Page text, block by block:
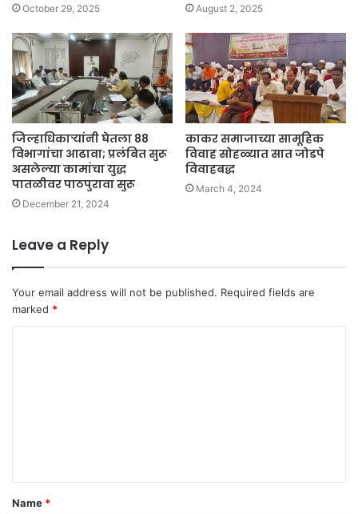
October 29, 2025 August 2, 2025
जिल्हाधिकाऱ्यांनी घेतला 88
विभागांचा आढावा; प्रलंबित सुरू
असलेल्या कामांचा युद्ध
पातळीवर पाठपुरावा सुरू
December 21, 2024
काकर समाजाच्या सामूहिक
विवाह साेहळ्यात सात जाेडपे
विवाहबद्ध
March 4, 2024
Leave a Reply
Your email address will not be published. Required fields are
marked *
t
*
Name *